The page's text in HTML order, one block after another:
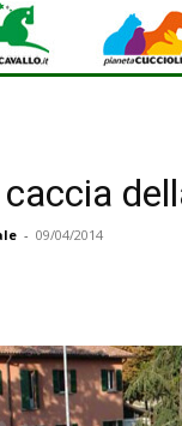
- 09/04/2014